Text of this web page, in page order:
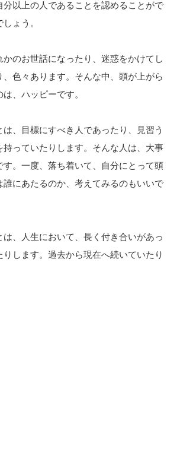
分以上の人であることを認めることがで
ょう。
のお世話になったり、迷惑をかけてし
、色々あります。そんな中、頭が上がら
、ハッピーです。
、目標にすべき人であったり、見習う
持っていたりします。そんな人は、大事
す。一度、落ち着いて、自分にとって頭
誰にあたるのか、考えてみるのもいいで
、人生において、長く付き合いがあっ
りします。過去から現在へ続いていたり